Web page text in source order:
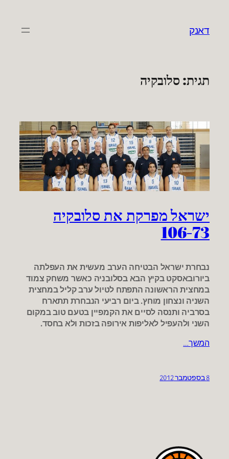
דאנק
תגית:סלובקיה
ישראל מפרקת את סלובקיה
106-73
נבחרת ישראל הבטיחה הערב מעשית את העפלתה
ביורובאסקט בקיץ הבא בסלובניה כאשר משחק צמוד
במחצית הראשונה התפתח לטיול ערב קליל במחצית
השניה ונצחון מוחץ. ביום רביעי הנבחרת תתארח
בסרביה ותנסה לסיים את הקמפיין בטעם טוב במקום
השני ולהעפיל לאליפות אירופה בזכות ולא בחסד.
המשך…
8 בספטמבר 2012